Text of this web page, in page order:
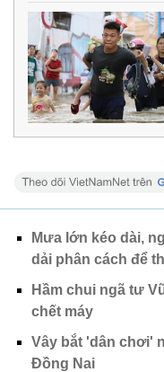
Mưa lớn kéo dài,
dải phân cách để
Hầm chui ngã tư
chết máy
Vây bắt 'dân chơi'
Đồng Nai